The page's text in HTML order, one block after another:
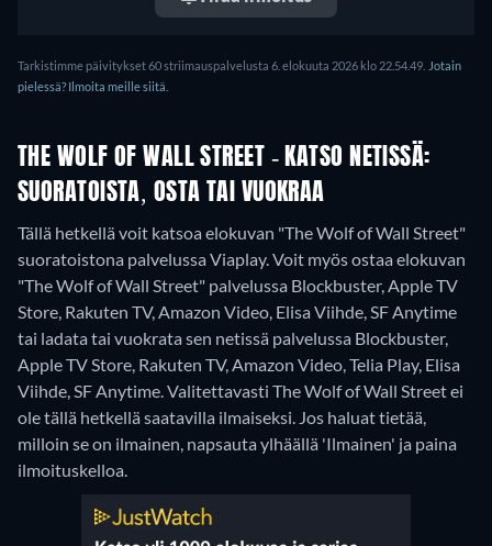
Tarkistimme päivitykset 60 striimauspalvelusta 6. elokuuta 2026 klo 22.54.49. Jotain
pielessä? Ilmoita meille siitä.
THE WOLF OF WALL STREET - KATSO NETISSÄ:
SUORATOISTA, OSTA TAI VUOKRAA
Tällä hetkellä voit katsoa elokuvan "The Wolf of Wall Street"
suoratoistona palvelussa Viaplay. Voit myös ostaa elokuvan
"The Wolf of Wall Street" palvelussa Blockbuster, Apple TV
Store, Rakuten TV, Amazon Video, Elisa Viihde, SF Anytime
tai ladata tai vuokrata sen netissä palvelussa Blockbuster,
Apple TV Store, Rakuten TV, Amazon Video, Telia Play, Elisa
Viihde, SF Anytime.Valitettavasti The Wolf of Wall Street ei
ole tällä hetkellä saatavilla ilmaiseksi. Jos haluat tietää,
milloin se on ilmainen, napsauta ylhäällä 'Ilmainen' ja paina
ilmoituskelloa.